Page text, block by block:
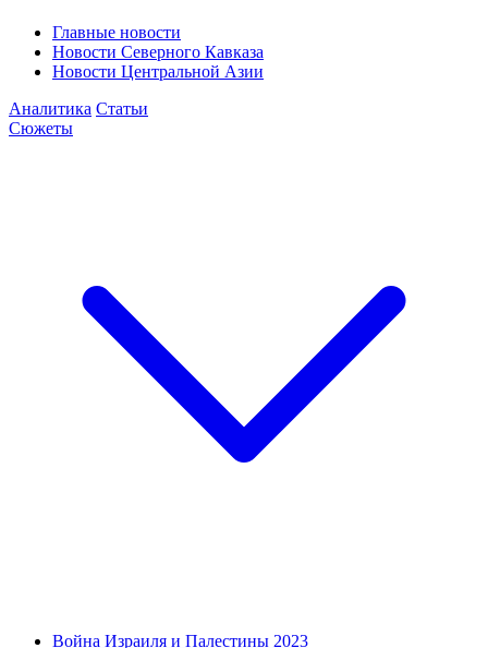
Главные новости
Новости Северного Кавказа
Новости Центральной Азии
Аналитика Статьи
Сюжеты
Война Израиля и Палестины 2023